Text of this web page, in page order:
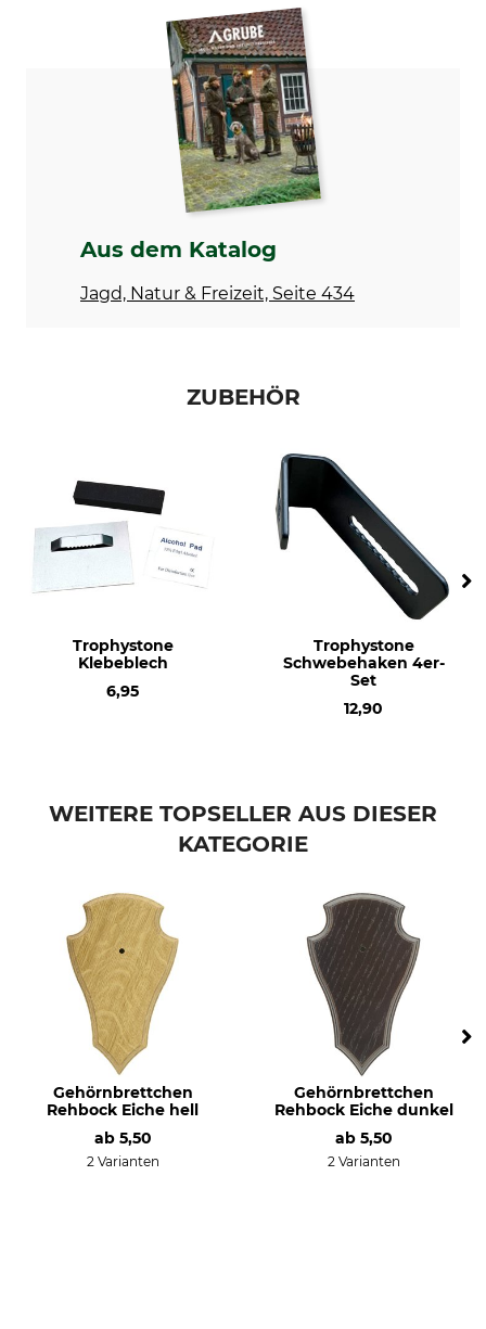
Produkttyp
Trophäenschiefer
Modellbezeichnung
Rothirsch Wappenform
Aus dem Katalog
Jagd, Natur & Freizeit, Seite 434
ZUBEHÖR
Trophystone
Klebeblech
6,95
Trophystone
Schwebehaken 4er-
Set
12,90
WEITERE TOPSELLER AUS DIESER
KATEGORIE
Gehörnbrettchen
Rehbock Eiche hell
ab 5,50
2 Varianten
Gehörnbrettchen
Rehbock Eiche dunkel
ab 5,50
2 Varianten